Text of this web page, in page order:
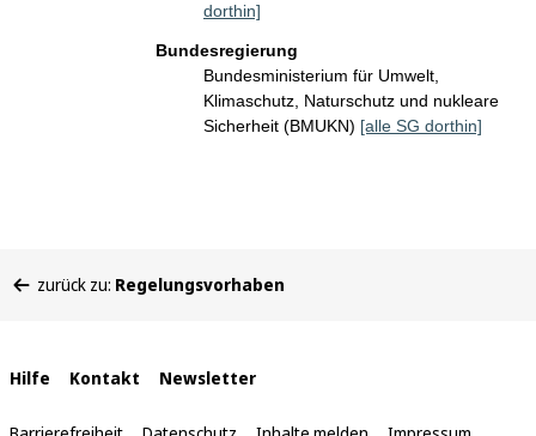
dorthin]
Bundesregierung
Bundesministerium für Umwelt,
Klimaschutz, Naturschutz und nukleare
Sicherheit (BMUKN) [alle SG dorthin]
befinden
zurück zu: Regelungsvorhaben
Interne
Links
Hilfe Kontakt Newsletter